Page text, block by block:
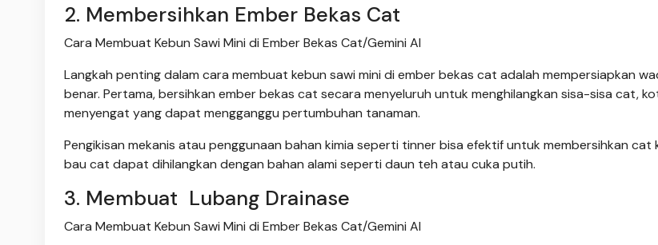
2. Membersihkan Ember Bekas Cat
Cara Membuat Kebun Sawi Mini di Ember Bekas Cat/Gemini AI
Langkah penting dalam cara membuat kebun sawi mini di ember bekas cat adalah mempersiapkan
benar. Pertama, bersihkan ember bekas cat secara menyeluruh untuk menghilangkan sisa-sisa cat,
menyengat yang dapat mengganggu pertumbuhan tanaman.
Pengikisan mekanis atau penggunaan bahan kimia seperti tinner bisa efektif untuk membersihkan cat
bau cat dapat dihilangkan dengan bahan alami seperti daun teh atau cuka putih.
3. Membuat Lubang Drainase
Cara Membuat Kebun Sawi Mini di Ember Bekas Cat/Gemini AI